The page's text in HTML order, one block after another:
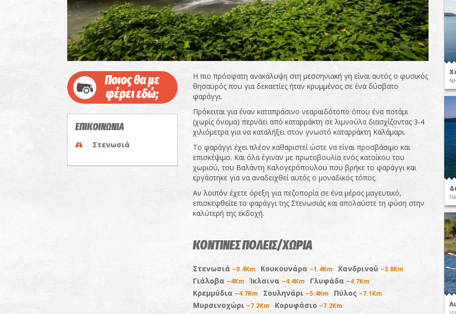
Ποιος θα με
φέρει εδώ;
ΕΠΙΚΟΙΝΩΝΙΑ
Στενωσιά
Η πιο πρόσφατη ανακάλυψη στη μεσσηνιακή γη είναι αυτός ο φυσικός
θησαυρός που για δεκαετίες ήταν κρυμμένος σε ένα δύσβατο
φαράγγι.
Πρόκειται για έναν καταπράσινο νεαραϊδότοπο όπου ένα ποτάμι
(χωρίς όνομα) περνάει από καταρράκτη σε λιμνούλα διασχίζοντας 3-4
χιλιόμετρα για να καταλήξει στον γνωστό καταρράκτη Καλάμαρι.
Το φαράγγι έχει πλέον καθαριστεί ώστε να είναι προσβάσιμο και
επισκέψιμο. Και όλα έγιναν με πρωτοβουλία ενός κατοίκου του
χωριού, του Βαλάντη Καλογερόπουλου που βρήκε το φαράγγι και
εργάστηκε για να αναδειχθεί αυτός ο μοναδικός τόπος.
Αν λοιπόν έχετε όρεξη για πεζοπορία σε ένα μέρος μαγευτικό,
επισκεφθείτε το φαράγγι της Στενωσιάς και απολαύστε τη φύση στην
καλύτερή της εκδοχή.
ΚΟΝΤΙΝΕΣ ΠΟΛΕΙΣ/ΧΩΡΙΑ
Στενωσιά ~0.4Km Κουκουνάρα ~1.4Km Χανδρινού ~3.8Km
Γιάλοβα ~4Km Ίκλαινα ~4.4Km Γλυφάδα ~4.7Km
Κρεμμύδια ~4.7Km Σουληνάρι ~5.4Km Πύλος ~7.1Km
Μυρσινοχώρι ~7.2Km Κορυφάσιο ~7.2Km